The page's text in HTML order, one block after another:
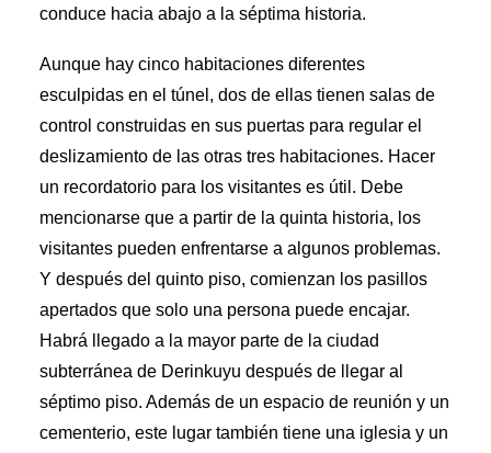
conduce hacia abajo a la séptima historia.
Aunque hay cinco habitaciones diferentes
esculpidas en el túnel, dos de ellas tienen salas de
control construidas en sus puertas para regular el
deslizamiento de las otras tres habitaciones. Hacer
un recordatorio para los visitantes es útil. Debe
mencionarse que a partir de la quinta historia, los
visitantes pueden enfrentarse a algunos problemas.
Y después del quinto piso, comienzan los pasillos
apertados que solo una persona puede encajar.
Habrá llegado a la mayor parte de la ciudad
subterránea de Derinkuyu después de llegar al
séptimo piso. Además de un espacio de reunión y un
cementerio, este lugar también tiene una iglesia y un